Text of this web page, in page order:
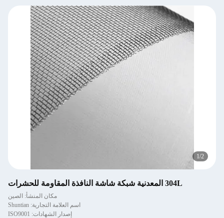
1/2
304L المعدنية شبكة شاشة النافذة المقاومة للحشرات
مكان المنشأ: الصين
اسم العلامة التجارية: Shuntian
إصدار الشهادات: ISO9001